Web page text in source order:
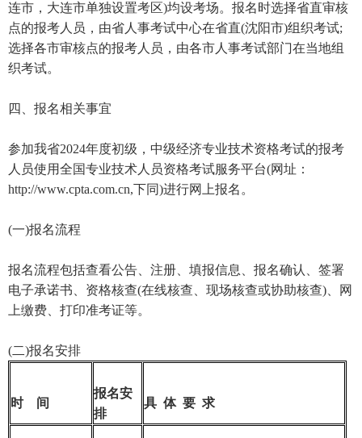
连市，大连市单独设置考区)均设考场。报名时选择省直审核
点的报考人员，由省人事考试中心在省直(沈阳市)组织考试;
选择各市审核点的报考人员，由各市人事考试部门在当地组
织考试。
四、报名相关事宜
参加我省2024年度初级，中级经济专业技术资格考试的报考
人员使用全国专业技术人员资格考试服务平台(网址：
http://www.cpta.com.cn,下同)进行网上报名。
(一)报名流程
报名流程包括查看公告、注册、填报信息、报名确认、签署
电子承诺书、资格核查(在线核查、现场核查或协助核查)、网
上缴费、打印准考证等。
(二)报名安排
时 间
报名安
排
具 体 要 求